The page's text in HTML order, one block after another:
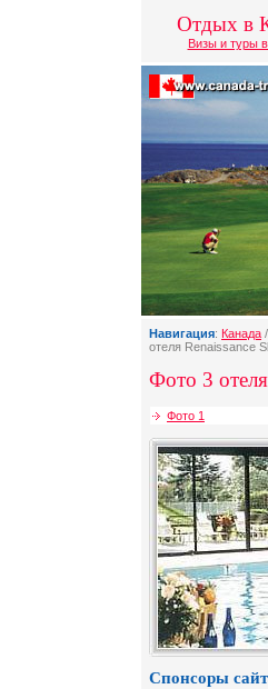
Отдых в
Визы и туры
Навигация: Канада /
отеля Renaissance
Фото 3
Фото 1
Спонсоры